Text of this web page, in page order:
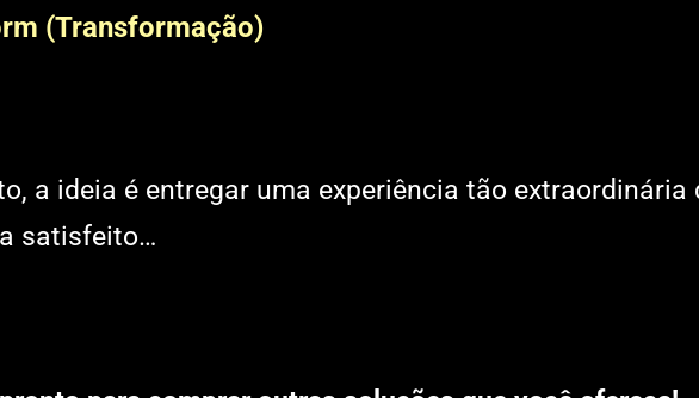
(Transformação)
a ideia é entregar uma experiência tão extraordinária
satisfeito…